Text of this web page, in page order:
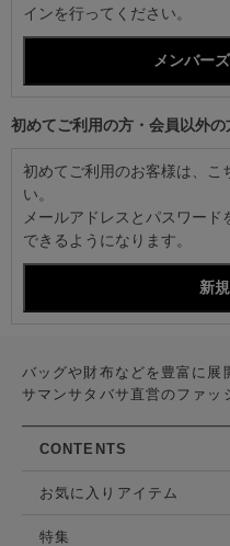
インを行ってください。
初めてご利用の方・会員以外の
初めてご利用のお客様は、こ
い。
メールアドレスとパスワー
できるようになります。
バッグや財布などを豊富に展
サマンサタバサ直営のファッ
CONTENTS
お気に入りアイテム
特集